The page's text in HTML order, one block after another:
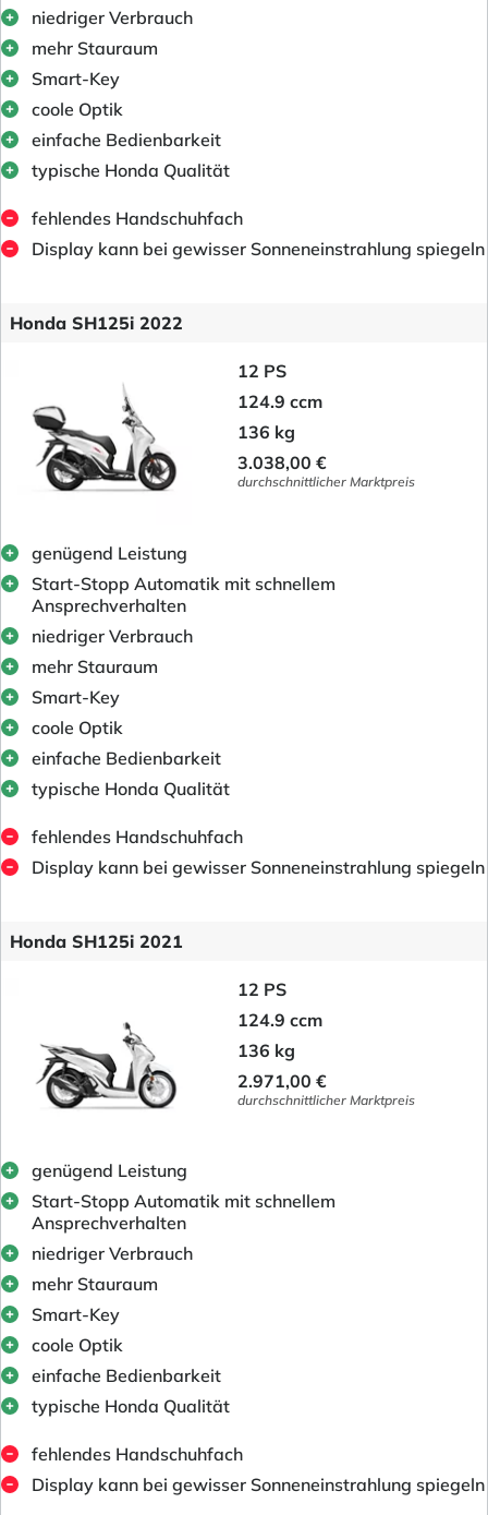
niedriger Verbrauch
mehr Stauraum
Smart-Key
coole Optik
einfache Bedienbarkeit
typische Honda Qualität
fehlendes Handschuhfach
Display kann bei gewisser Sonneneinstrahlung spiegeln
Honda SH125i 2022
12 PS
124.9 ccm
136 kg
3.038,00 €
durchschnittlicher Marktpreis
genügend Leistung
Start-Stopp Automatik mit schnellem
Ansprechverhalten
niedriger Verbrauch
mehr Stauraum
Smart-Key
coole Optik
einfache Bedienbarkeit
typische Honda Qualität
fehlendes Handschuhfach
Display kann bei gewisser Sonneneinstrahlung spiegeln
Honda SH125i 2021
12 PS
124.9 ccm
136 kg
2.971,00 €
durchschnittlicher Marktpreis
genügend Leistung
Start-Stopp Automatik mit schnellem
Ansprechverhalten
niedriger Verbrauch
mehr Stauraum
Smart-Key
coole Optik
einfache Bedienbarkeit
typische Honda Qualität
fehlendes Handschuhfach
Display kann bei gewisser Sonneneinstrahlung spiegeln